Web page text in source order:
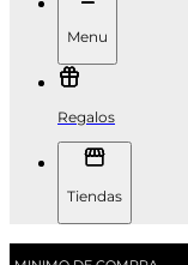
Menu
Regalos
Tiendas